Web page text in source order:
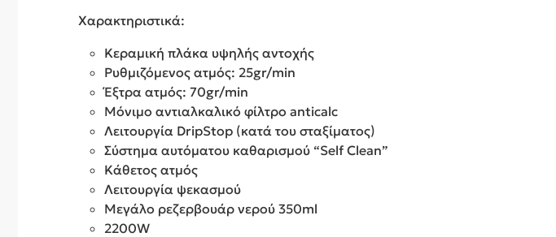
Χαρακτηριστικά:
Κεραμική πλάκα υψηλής αντοχής
Ρυθμιζόμενος ατμός: 25gr/min
Έξτρα ατμός: 70gr/min
Μόνιμο αντιαλκαλικό φίλτρο anticalc
Λειτουργία DripStop (κατά του σταξίματος)
Σύστημα αυτόματου καθαρισμού “Self Clean”
Κάθετος ατμός
Λειτουργία ψεκασμού
Μεγάλο ρεζερβουάρ νερού 350ml
2200W